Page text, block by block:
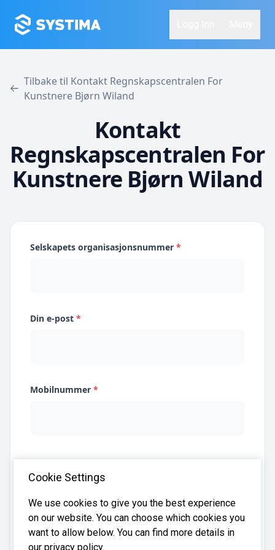
Tilbake til Kontakt Regnskapscentralen For
Kunstnere Bjørn Wiland
Kontakt
Regnskapscentralen For
Kunstnere Bjørn Wiland
Selskapets organisasjonsnummer *
Din e-post *
Mobilnummer *
opplysningene mine og dele dem med relevante
regnskapsfører
Cookie Settings
We use cookies to give you the best experience
on our website. You can choose which cookies you
want to allow below. You can find more details in
our privacy policy.